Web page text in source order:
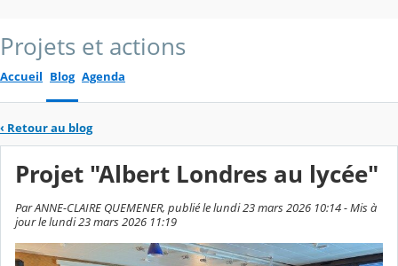
Projets et actions
Accueil Blog Agenda
‹ Retour au blog
Projet "Albert Londres au lycée"
Par ANNE-CLAIRE QUEMENER, publié le lundi 23 mars 2026 10:14 - Mis à
jour le lundi 23 mars 2026 11:19